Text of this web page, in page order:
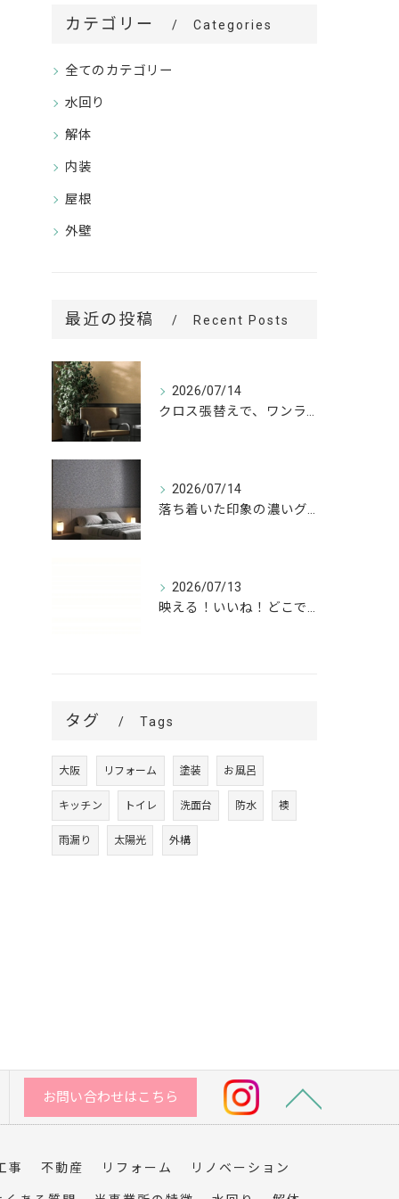
カテゴリー Categories
全てのカテゴリー
水回り
解体
内装
屋根
外壁
最近の投稿 Recent Posts
2026/07/14
クロス張替えで、ワンランク上の空間へ。
2026/07/14
落ち着いた印象の濃いグレーが、お部屋をワンランク上の空間へ。
2026/07/13
映える！いいね！どこでも高槻✨
タグ Tags
大阪 リフォーム 塗装 お風呂
キッチン トイレ 洗面台 防水 襖
雨漏り 太陽光 外構
お問い合わせはこちら
事 不動産 リフォーム リノベーション